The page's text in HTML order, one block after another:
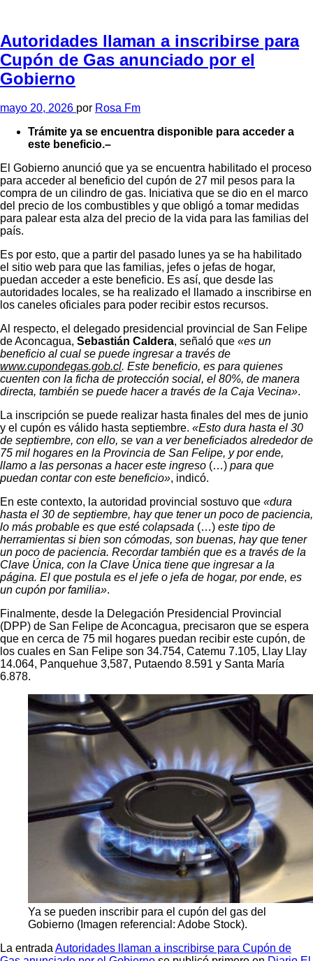
Autoridades llaman a inscribirse para
Cupón de Gas anunciado por el
Gobierno
mayo 20, 2026 por Rosa Fm
Trámite ya se encuentra disponible para acceder a
este beneficio.–
El Gobierno anunció que ya se encuentra habilitado el proceso
para acceder al beneficio del cupón de 27 mil pesos para la
compra de un cilindro de gas. Iniciativa que se dio en el marco
del precio de los combustibles y que obligó a tomar medidas
para palear esta alza del precio de la vida para las familias del
país.
Es por esto, que a partir del pasado lunes ya se ha habilitado
el sitio web para que las familias, jefes o jefas de hogar,
puedan acceder a este beneficio. Es así, que desde las
autoridades locales, se ha realizado el llamado a inscribirse en
los caneles oficiales para poder recibir estos recursos.
Al respecto, el delegado presidencial provincial de San Felipe
de Aconcagua, Sebastián Caldera, señaló que «es un
beneficio al cual se puede ingresar a través de
www.cupondegas.gob.cl. Este beneficio, es para quienes
cuenten con la ficha de protección social, el 80%, de manera
directa, también se puede hacer a través de la Caja Vecina».
La inscripción se puede realizar hasta finales del mes de junio
y el cupón es válido hasta septiembre. «Esto dura hasta el 30
de septiembre, con ello, se van a ver beneficiados alrededor de
75 mil hogares en la Provincia de San Felipe, y por ende,
llamo a las personas a hacer este ingreso (…) para que
puedan contar con este beneficio», indicó.
En este contexto, la autoridad provincial sostuvo que «dura
hasta el 30 de septiembre, hay que tener un poco de paciencia,
lo más probable es que esté colapsada (…) este tipo de
herramientas si bien son cómodas, son buenas, hay que tener
un poco de paciencia. Recordar también que es a través de la
Clave Única, con la Clave Única tiene que ingresar a la
página. El que postula es el jefe o jefa de hogar, por ende, es
un cupón por familia».
Finalmente, desde la Delegación Presidencial Provincial
(DPP) de San Felipe de Aconcagua, precisaron que se espera
que en cerca de 75 mil hogares puedan recibir este cupón, de
los cuales en San Felipe son 34.754, Catemu 7.105, Llay Llay
14.064, Panquehue 3,587, Putaendo 8.591 y Santa María
6.878.
Ya se pueden inscribir para el cupón del gas del
Gobierno (Imagen referencial: Adobe Stock).
La entrada Autoridades llaman a inscribirse para Cupón de